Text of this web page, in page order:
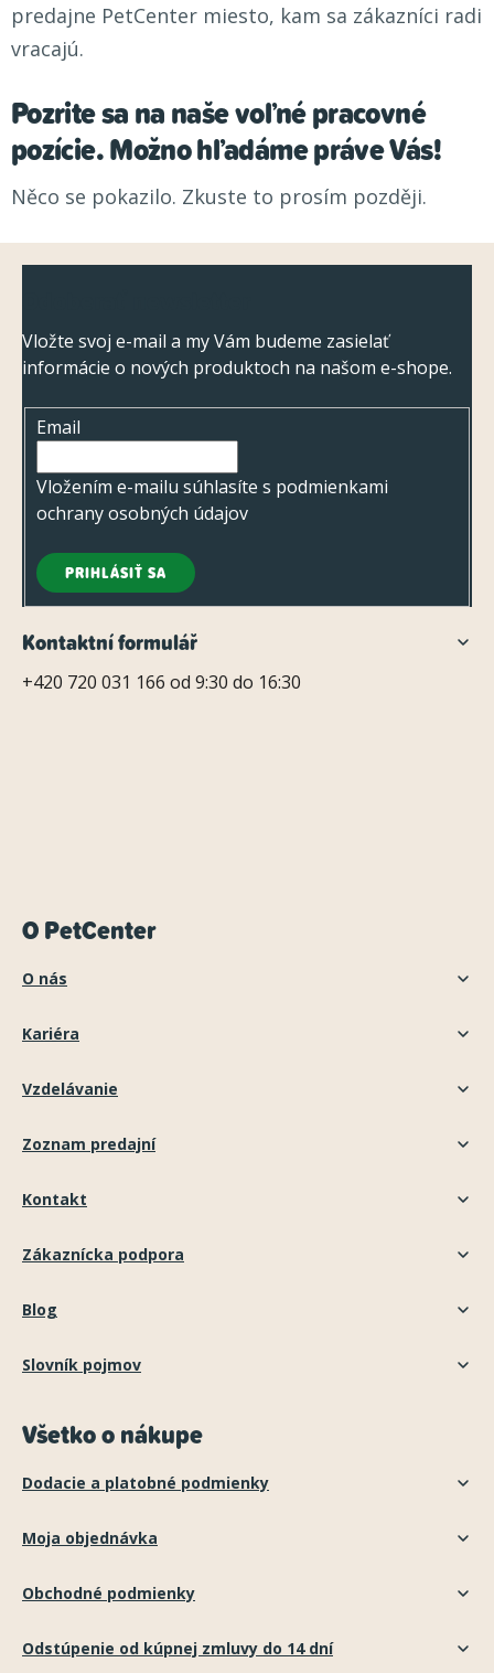
predajne PetCenter miesto, kam sa zákazníci radi
vracajú.
Pozrite sa na naše voľné pracovné
pozície. Možno hľadáme práve Vás!
Něco se pokazilo. Zkuste to prosím později.
Vložte svoj e-mail a my Vám budeme zasielať
informácie o nových produktoch na našom e-shope.
Email
Vložením e-mailu súhlasíte s podmienkami
ochrany osobných údajov
PRIHLÁSIŤ SA
Kontaktní formulář
+420 720 031 166 od 9:30 do 16:30
O PetCenter
O nás
Kariéra
Vzdelávanie
Zoznam predajní
Kontakt
Zákaznícka podpora
Blog
Slovník pojmov
Všetko o nákupe
Dodacie a platobné podmienky
Moja objednávka
Obchodné podmienky
Odstúpenie od kúpnej zmluvy do 14 dní